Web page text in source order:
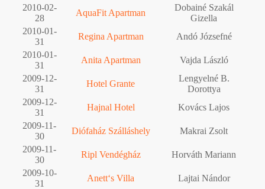
2010-02-
28
AquaFit Apartman
Dobainé Szakál
Gizella
2010-01-
31
Regina Apartman
Andó Józsefné
2010-01-
31
Anita Apartman
Vajda László
2009-12-
31
Hotel Grante
Lengyelné B.
Dorottya
2009-12-
31
Hajnal Hotel
Kovács Lajos
2009-11-
30
Diófaház Szálláshely
Makrai Zsolt
2009-11-
30
Ripl Vendégház
Horváth Mariann
2009-10-
31
Anett‘s Villa
Lajtai Nándor